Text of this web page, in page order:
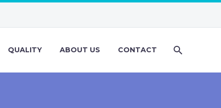
QUALITY ABOUT US CONTACT